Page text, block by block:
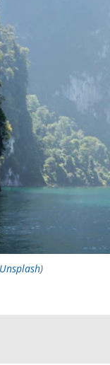
Unsplash)